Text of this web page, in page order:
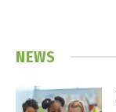
NEWS